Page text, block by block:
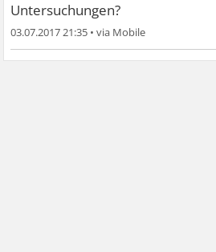
Untersuchungen?
03.07.2017 21:35 •